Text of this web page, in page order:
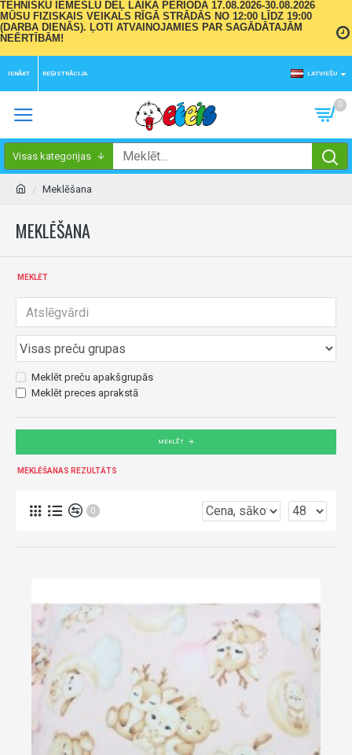
TEHNISKU IEMESLU DĒĻ LAIKA PERIODĀ 17.08.2026-30.08.2026
MŪSU FIZISKAIS VEIKALS RĪGĀ STRĀDĀS NO 12:00 LĪDZ 19:00
(DARBA DIENĀS). ĻOTI ATVAINOJAMIES PAR SAGĀDĀTAJĀM
NEĒRTĪBĀM!
IENĀKT REĢISTRĀCIJA LATVIEŠU
0
Visas kategorijas
Meklēšana
MEKLĒŠANA
MEKLĒT
Meklēt preču apakšgrupās
Meklēt preces aprakstā
MEKLĒT
MEKLĒŠANAS REZULTĀTS
0